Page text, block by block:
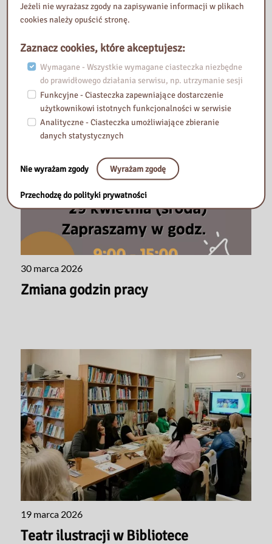
28 kwietnia 2026
Kody Legimi!
30 marca 2026
Zmiana godzin pracy
19 marca 2026
Teatr ilustracji w Bibliotece
Jeżeli nie wyrażasz zgody na zapisywanie informacji w plikach
cookies należy opuścić stronę.
Zaznacz cookies, które akceptujesz:
Wymagane - Wszystkie wymagane ciasteczka niezbędne
do prawidłowego działania serwisu, np. utrzymanie sesji
Funkcyjne - Ciasteczka zapewniające dostarczenie
użytkownikowi istotnych funkcjonalności w serwisie
Analityczne - Ciasteczka umożliwiające zbieranie
danych statystycznych
Nie wyrażam zgody Wyrażam zgodę
Przechodzę do polityki prywatności